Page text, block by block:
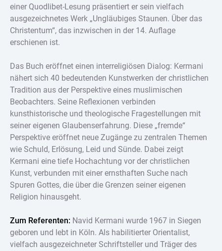
einer Quodlibet-Lesung präsentiert er sein vielfach
ausgezeichnetes Werk „Ungläubiges Staunen. Über das
Christentum“, das inzwischen in der 14. Auflage
erschienen ist.
Das Buch eröffnet einen interreligiösen Dialog: Kermani
nähert sich 40 bedeutenden Kunstwerken der christlichen
Tradition aus der Perspektive eines muslimischen
Beobachters. Seine Reflexionen verbinden
kunsthistorische und theologische Fragestellungen mit
seiner eigenen Glaubenserfahrung. Diese „fremde“
Perspektive eröffnet neue Zugänge zu zentralen Themen
wie Schuld, Erlösung, Leid und Sünde. Dabei zeigt
Kermani eine tiefe Hochachtung vor der christlichen
Kunst, verbunden mit einer ernsthaften Suche nach
Spuren Gottes, die über die Grenzen seiner eigenen
Religion hinausgeht.
Zum Referenten: Navid Kermani wurde 1967 in Siegen
geboren und lebt in Köln. Als habilitierter Orientalist,
vielfach ausgezeichneter Schriftsteller und Träger des